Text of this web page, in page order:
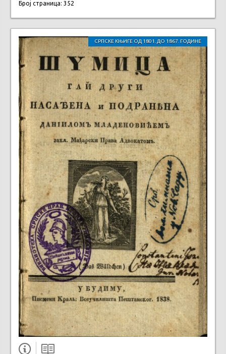
Број страница: 352
СРПСКЕ КЊИГЕ ОД 1801. ДО 1867. ГОДИНЕ